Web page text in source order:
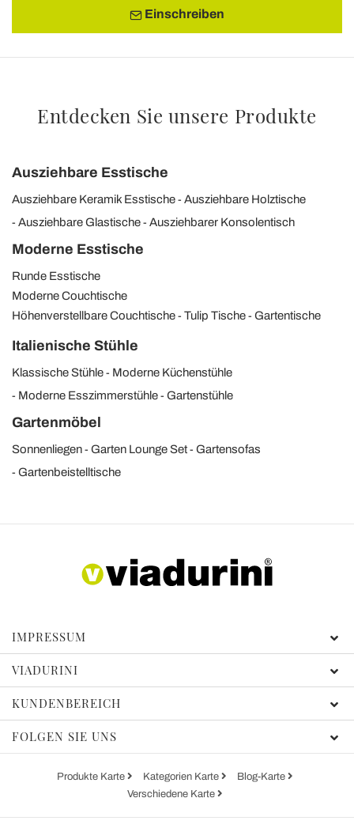
Einschreiben
Entdecken Sie unsere Produkte
Ausziehbare Esstische
Ausziehbare Keramik Esstische
Ausziehbare Holztische
Ausziehbare Glastische
Ausziehbarer Konsolentisch
Moderne Esstische
Runde Esstische
Moderne Couchtische
Höhenverstellbare Couchtische
Tulip Tische Gartentische
Italienische Stühle
Klassische Stühle
Moderne Küchenstühle
Moderne Esszimmerstühle
Gartenstühle
Gartenmöbel
Sonnenliegen Garten Lounge Set
Gartensofas
Gartenbeistelltische
IMPRESSUM
VIADURINI
KUNDENBEREICH
FOLGEN SIE UNS
Produkte Karte Kategorien Karte
Blog-Karte
Verschiedene Karte